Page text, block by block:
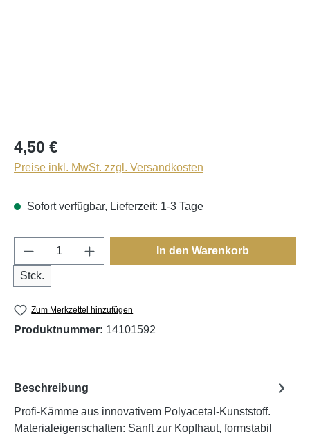
4,50 €
Preise inkl. MwSt. zzgl. Versandkosten
Sofort verfügbar, Lieferzeit: 1-3 Tage
Produkt Anzahl: Gib den gewünschten
Stck.
In den Warenkorb
Zum Merkzettel hinzufügen
Produktnummer: 14101592
Beschreibung
Profi-Kämme aus innovativem Polyacetal-Kunststoff.
Materialeigenschaften: Sanft zur Kopfhaut, formstabil